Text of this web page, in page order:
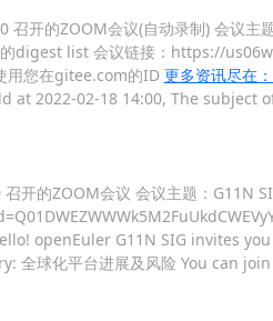
召开的ZOOM会议(自动录制) 会议
digest list 会议链接：https://
用您在gitee.com的ID 更多资讯尽在
2022-02-18 14:00, The subject
开的ZOOM会议 会议主题：G11N
openEuler G11N SIG invites
全球化平台进展及风险 You can